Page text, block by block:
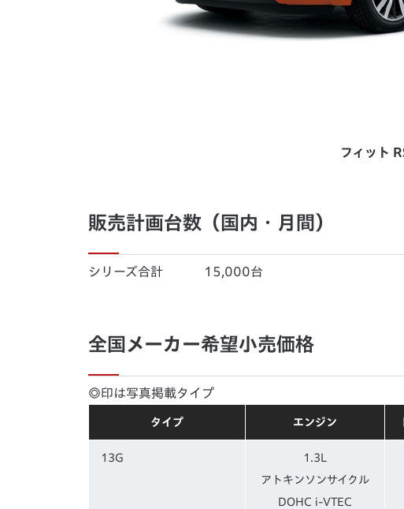
フィット
販売計画台数（国内・月間）
シリーズ合計 15,000台
全国メーカー希望小売価格
◎印は写真掲載タイプ
タイプ エンジン
13G
1.3L
アトキンソンサイクル
DOHC i-VTEC